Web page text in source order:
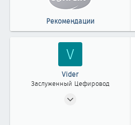
Рекомендации
V
Vider
Заслуженный Цефировод